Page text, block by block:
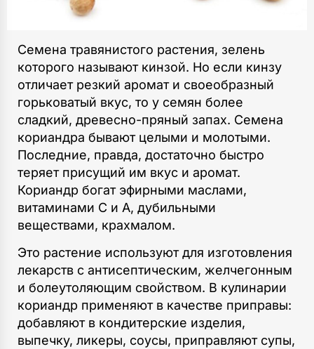
Семена травянистого растения, зелень
которого называют кинзой. Но если кинзу
отличает резкий аромат и своеобразный
горьковатый вкус, то у семян более
сладкий, древесно-пряный запах. Семена
кориандра бывают целыми и молотыми.
Последние, правда, достаточно быстро
теряет присущий им вкус и аромат.
Кориандр богат эфирными маслами,
витаминами С и А, дубильными
веществами, крахмалом.
Это растение используют для изготовления
лекарств с антисептическим, желчегонным
и болеутоляющим свойством. В кулинарии
кориандр применяют в качестве приправы:
добавляют в кондитерские изделия,
выпечку, ликеры, соусы, приправляют супы,